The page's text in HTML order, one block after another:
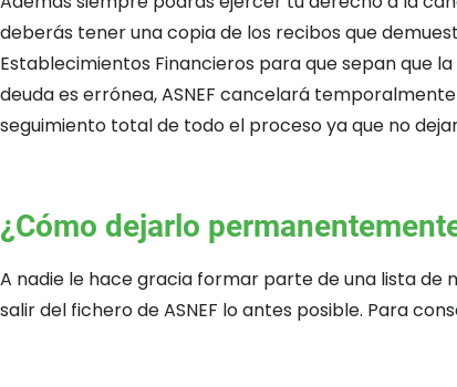
deberás tener una copia de los recibos que
Establecimientos Financieros para que sepan que
deuda es errónea, ASNEF cancelará
seguimiento total de todo el proceso ya que no
¿Cómo dejarlo
A nadie le hace gracia formar parte de una lista de
salir del fichero de ASNEF lo antes posible. Para